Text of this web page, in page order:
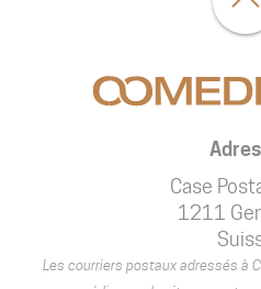
Case
1211
Les courriers postaux adressés à